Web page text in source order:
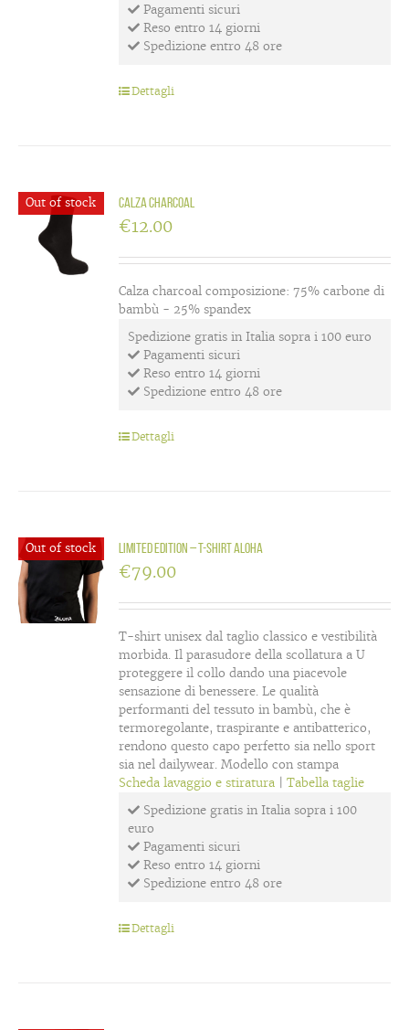
Pagamenti sicuri
Reso entro 14 giorni
Spedizione entro 48 ore
Dettagli
Out of stock Calza charcoal
€12.00
Calza charcoal composizione: 75% carbone di
bambù - 25% spandex
Spedizione gratis in Italia sopra i 100 euro
Pagamenti sicuri
Reso entro 14 giorni
Spedizione entro 48 ore
Dettagli
Out of stock LIMITED EDITION – T-shirt Aloha
€79.00
T-shirt unisex dal taglio classico e vestibilità
morbida. Il parasudore della scollatura a U
proteggere il collo dando una piacevole
sensazione di benessere. Le qualità
performanti del tessuto in bambù, che è
termoregolante, traspirante e antibatterico,
rendono questo capo perfetto sia nello sport
sia nel dailywear. Modello con stampa
Scheda lavaggio e stiratura |Tabella taglie
Spedizione gratis in Italia sopra i 100
euro
Pagamenti sicuri
Reso entro 14 giorni
Spedizione entro 48 ore
Dettagli